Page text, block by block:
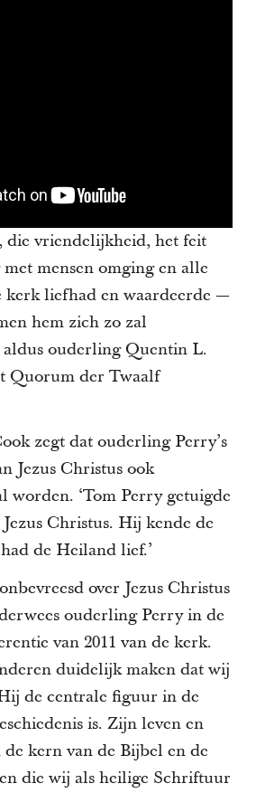
die vriendelijkheid, het feit
mensen omging en alle
kerk liefhad en waardeerde —
hem zich zo zal
aldus ouderling Quentin L.
Quorum der Twaalf
zegt dat ouderling Perry’s
Jezus Christus ook
worden. ‘Tom Perry getuigde
Christus. Hij kende de
de Heiland lief.’
over Jezus Christus
ouderling Perry in de
van 2011 van de kerk.
duidelijk maken dat wij
de centrale figuur in de
is. Zijn leven en
kern van de Bijbel en de
die wij als heilige Schriftuur